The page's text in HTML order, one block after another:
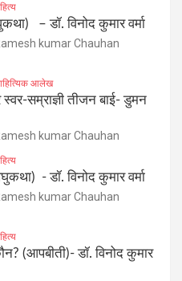
– डॉ. विनोद कुमार वर्मा
kumar Chauhan
आलेख
सम्राज्ञी तीजन बाई- डुमन
kumar Chauhan
​- डॉ. विनोद कुमार वर्मा
kumar Chauhan
(आपबीती)​- डॉ. विनोद कुमार